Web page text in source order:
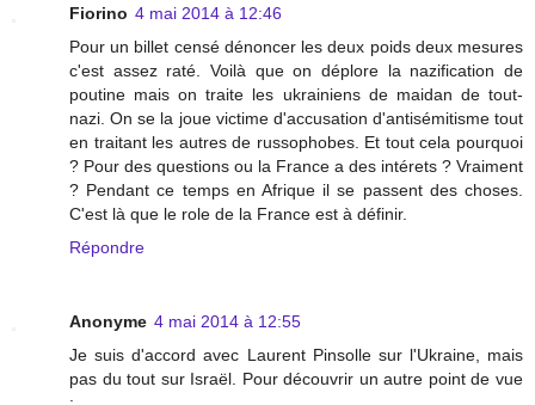
Fiorino 4 mai 2014 à 12:46
Pour un billet censé dénoncer les deux poids deux mesures
c'est assez raté. Voilà que on déplore la nazification de
poutine mais on traite les ukrainiens de maidan de tout-
nazi. On se la joue victime d'accusation d'antisémitisme tout
en traitant les autres de russophobes. Et tout cela pourquoi
? Pour des questions ou la France a des intérets ? Vraiment
? Pendant ce temps en Afrique il se passent des choses.
C'est là que le role de la France est à définir.
Répondre
Anonyme 4 mai 2014 à 12:55
Je suis d'accord avec Laurent Pinsolle sur l'Ukraine, mais
pas du tout sur Israël. Pour découvrir un autre point de vue